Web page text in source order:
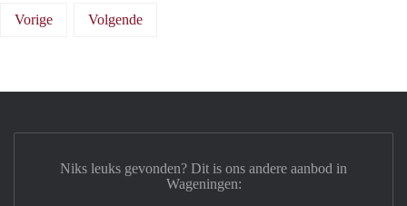
Vorige Volgende
Niks leuks gevonden? Dit is ons andere aanbod in
Wageningen: